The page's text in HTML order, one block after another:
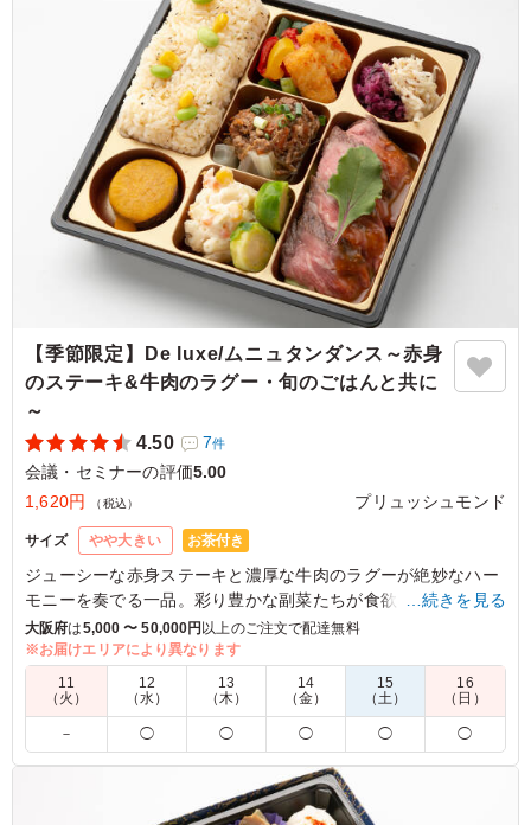
アストラゼネカ株式会社
顧客提供用に購入しました。肉と野菜のバランスに加え
て、彩りも良いため好評でした。肉の下に玉ねぎ、キャベ
ツ、ポテトが入っており、意外とボリュームがありそうで
す。 今日は外したくない！という場面に今後も注文した
いです。
ご利用シーン：会議・セミナー›勉強会
大阪府吹田市垂水町2026/08/07
【季節限定】De luxe/ムニュタンダンス～赤身
のステーキ&牛肉のラグー・旬のごはんと共に
～
4.50
7件
会議・セミナーの評価5.00
1,620円
（税込） プリュッシュモンド
サイズ やや大きい お茶付き
ジューシーな赤身ステーキと濃厚な牛肉のラグーが絶妙なハー
モニーを奏でる一品。彩り豊かな副菜たちが食欲をそそりま
す。特別なひとときやお食事会でも喜ばれる、贅沢な味わいを
お楽しみください。
＜旬のごはん＞
12月1日～2月28日：しそオイルの混ぜご飯
3月1日～5月31日：グリンピースご飯
6月1日～8月31日：とうもろこしと枝豆の炊き込みご飯
9月1日～11月30日：栗ご飯
…続きを見る
大阪府は5,000 〜 50,000円 以上のご注文で配達無料
※お届けエリアにより異なります
11
（火）
12
（水）
13
（木）
14
（金）
15
（土）
16
（日）
－ ◯ ◯ ◯ ◯ ◯